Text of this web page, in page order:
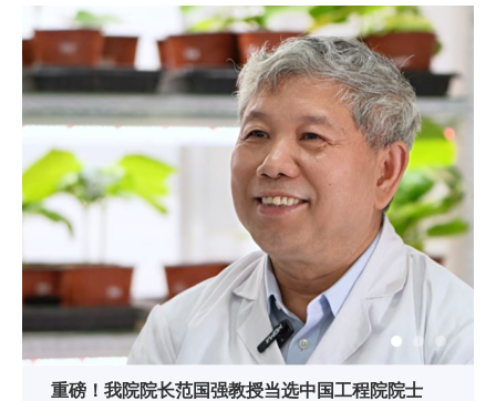
省委书记刘宁来校看望慰问范国强院士